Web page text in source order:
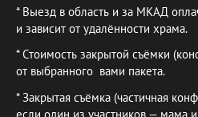
* Выезд в область и за МКАД
и зависит от удалённости храма.
* Стоимость закрытой съёмки
от выбранного вами пакета.
* Закрытая съёмка (частичная
если один из участников — мама